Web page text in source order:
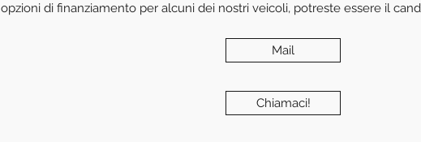
opzioni di finanziamento per alcuni dei nostri veicoli, potreste essere il
Mail
Chiamaci!